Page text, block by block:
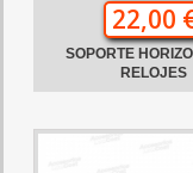
22,00
SOPORTE
RELOJES